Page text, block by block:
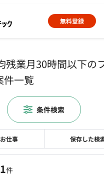
無料登録
残業月30時間以下の
件一覧
1件
仕事 保存した検
条件検索